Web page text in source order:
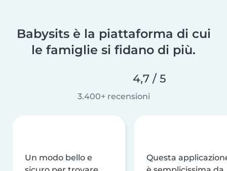
Babysits è la piattaforma di cui
le famiglie si fidano di più.
4,7 / 5
3.400+ recensioni
Un modo bello e
Questa